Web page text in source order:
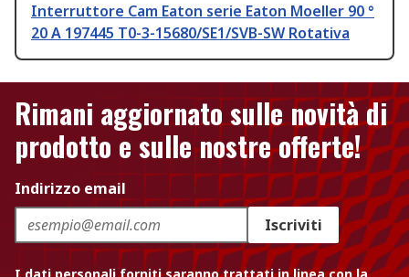
Interruttore Cam Eaton serie Eaton Moeller 90 °
20 A 197445 T0-3-15680/SE1/SVB-SW Rotativa
Rimani aggiornato sulle novità di
prodotto e sulle nostre offerte!
Indirizzo email
Iscriviti